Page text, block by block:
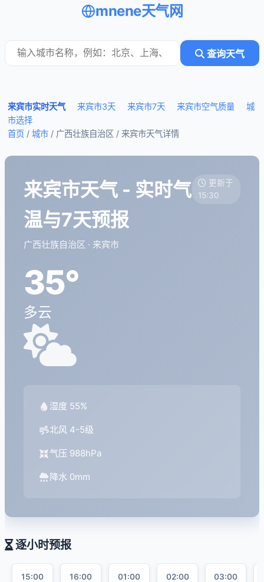
mnene天气网
查询天气
来宾市实时天气 来宾市3天 来宾市7天 来宾市空气质量
城
市选择
首页 / 城市 / 广西壮族自治区 / 来宾市天气详情
来宾市天气 - 实时气
温与7天预报
广西壮族自治区 · 来宾市
更新于
15:30
35°
多云
湿度 55%
北风 4-5级
气压 988hPa
降水 0mm
逐小时预报
15:00 16:00 01:00 02:00 03:00